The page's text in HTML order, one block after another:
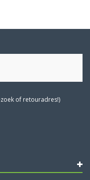
of retouradres!)